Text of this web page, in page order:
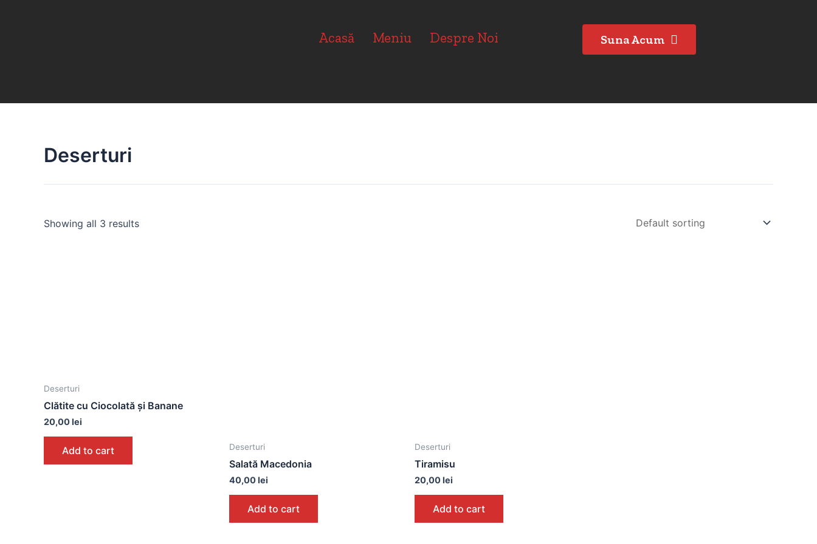
Acasă Meniu Despre Noi Suna Acum
Deserturi
Showing all 3 results
Deserturi
Clătite cu Ciocolată și Banane
20,00lei
Add to cart Deserturi
Salată Macedonia
40,00lei
Add to cart
Deserturi
Tiramisu
20,00lei
Add to cart